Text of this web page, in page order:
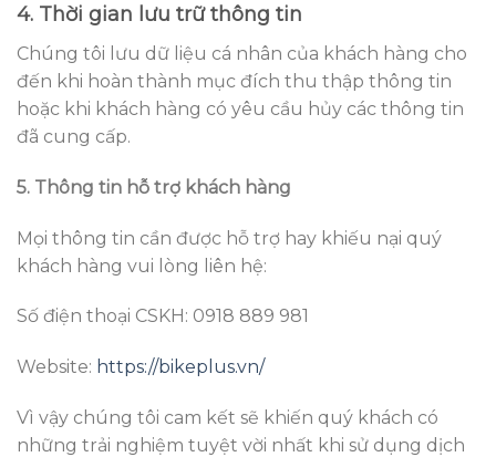
4. Thời gian lưu trữ thông tin
Chúng tôi lưu dữ liệu cá nhân của khách hàng cho
đến khi hoàn thành mục đích thu thập thông tin
hoặc khi khách hàng có yêu cầu hủy các thông tin
đã cung cấp.
5. Thông tin hỗ trợ khách hàng
Mọi thông tin cần được hỗ trợ hay khiếu nại quý
khách hàng vui lòng liên hệ:
Số điện thoại CSKH: 0918 889 981
Website: https://bikeplus.vn/
Vì vậy chúng tôi cam kết sẽ khiến quý khách có
những trải nghiệm tuyệt vời nhất khi sử dụng dịch